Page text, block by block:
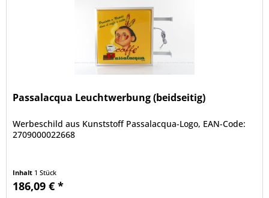
Passalacqua Leuchtwerbung (beidseitig)
Werbeschild aus Kunststoff Passalacqua-Logo, EAN-Code:
2709000022668
Inhalt 1 Stück
186,09 € *